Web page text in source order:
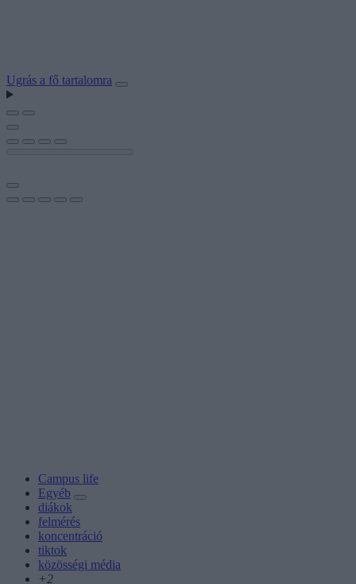
Ugrás a fő tartalomra
Campus life
Egyéb
diákok
felmérés
koncentráció
tiktok
közösségi média
+2